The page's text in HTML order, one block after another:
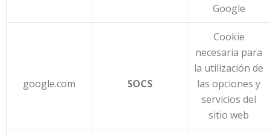
Google
google.com SOCS
Cookie
necesaria para
la utilización de
las opciones y
servicios del
sitio web